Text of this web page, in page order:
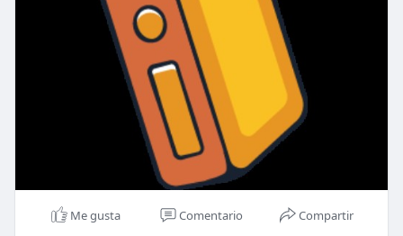
Me gusta Comentario Compartir